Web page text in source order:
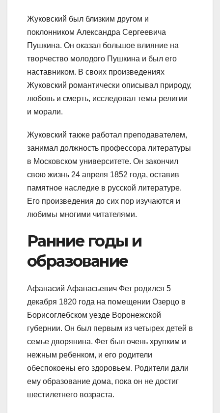
Жуковский был близким другом и
поклонником Александра Сергеевича
Пушкина. Он оказал большое влияние на
творчество молодого Пушкина и был его
наставником. В своих произведениях
Жуковский романтически описывал природу,
любовь и смерть, исследовал темы религии
и морали.
Жуковский также работал преподавателем,
занимал должность профессора литературы
в Московском университете. Он закончил
свою жизнь 24 апреля 1852 года, оставив
памятное наследие в русской литературе.
Его произведения до сих пор изучаются и
любимы многими читателями.
Ранние годы и
образование
Афанасий Афанасьевич Фет родился 5
декабря 1820 года на помещении Озерцо в
Борисоглебском уезде Воронежской
губернии. Он был первым из четырех детей в
семье дворянина. Фет был очень хрупким и
нежным ребенком, и его родители
обеспокоены его здоровьем. Родители дали
ему образование дома, пока он не достиг
шестилетнего возраста.